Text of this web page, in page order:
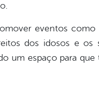
eventos
dos idosos e os
um espaço para que